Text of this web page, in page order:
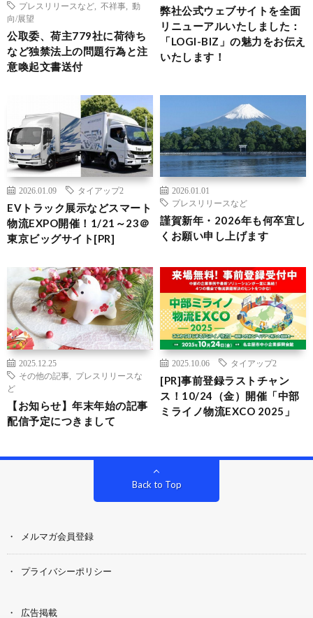
プレスリリースなど
不祥事
動
向/展望
公取委、荷主779社に荷待ち
など独禁法上の問題行為と注
意喚起文書送付
弊社公式ウェブサイトを全面
リニューアルいたしました：
「LOGI-BIZ」の魅力をお伝え
いたします！
2026.01.09 タイアップ2
EVトラック展示などスマート
物流EXPO開催！1/21～23＠
東京ビッグサイト[PR]
2026.01.01
プレスリリースなど
謹賀新年・2026年も何卒宜し
くお願い申し上げます
2025.12.25
その他の記事
プレスリリースな
ど
【お知らせ】年末年始の記事
配信予定につきまして
2025.10.06 タイアップ2
[PR]事前登録ラストチャン
ス！10/24（金）開催「中部
ミライノ物流EXCO 2025」
Back to Top
メルマガ会員登録
プライバシーポリシー
広告掲載